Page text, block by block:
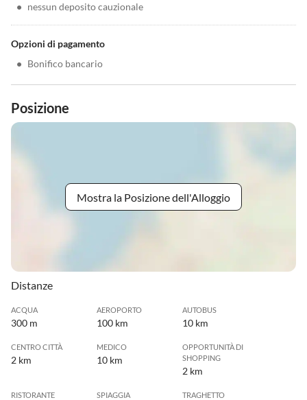
• nessun deposito cauzionale
Opzioni di pagamento
• Bonifico bancario
Posizione
Mostra la Posizione dell'Alloggio
Distanze
ACQUA
300 m
AEROPORTO
100 km
AUTOBUS
10 km
CENTRO CITTÀ
2 km
MEDICO
10 km
OPPORTUNITÀ DI
SHOPPING
2 km
RISTORANTE SPIAGGIA TRAGHETTO